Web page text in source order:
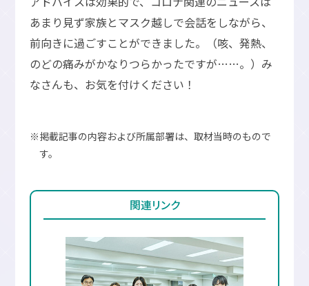
あまり見ず家族とマスク越しで会話をしながら、
前向きに過ごすことができました。（咳、発熱、
のどの痛みがかなりつらかったですが……。）み
なさんも、お気を付けください！
※掲載記事の内容および所属部署は、取材当時のもので
す。
関連リンク